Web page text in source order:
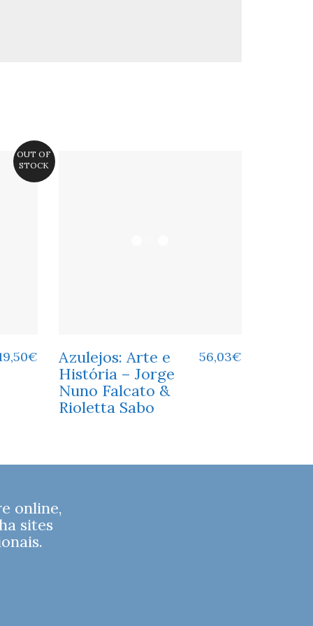
OUT OF
STOCK
€
Azulejos: Arte e
História – Jorge
Nuno Falcato &
Rioletta Sabo
56,03€
online,
sites